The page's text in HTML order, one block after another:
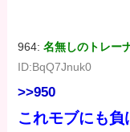
964:名無しのトレー
ID:BqQ7Jnuk0
>>950
これモブにも負